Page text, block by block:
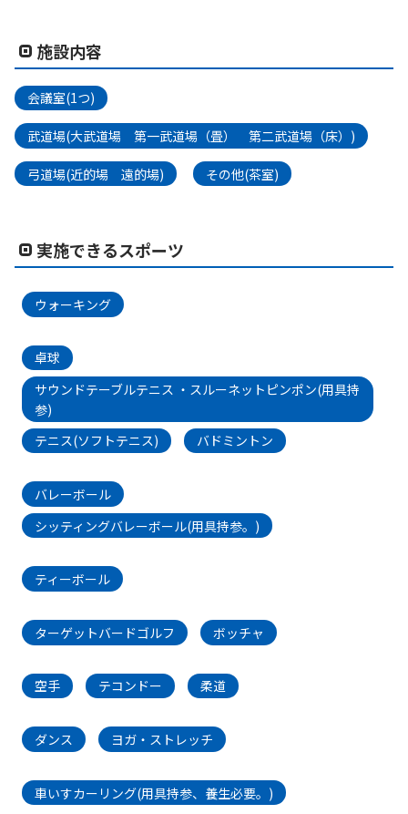
施設内容
会議室(1つ)
武道場(大武道場 第一武道場（畳） 第二武道場（床）)
弓道場(近的場 遠的場) その他(茶室)
実施できるスポーツ
ウォーキング
卓球
サウンドテーブルテニス ・スルーネットピンポン(用具持
参)
テニス(ソフトテニス)
バドミントン
バレーボール
シッティングバレーボール(用具持参。)
ティーボール
ターゲットバードゴルフ ボッチャ
空手 テコンドー 柔道
ダンス ヨガ・ストレッチ
車いすカーリング(用具持参、養生必要。)